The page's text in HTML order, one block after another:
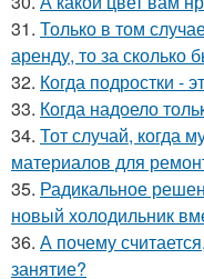
31. Только в том
аренду, то за сколько
32. Когда подростки -
33. Когда надоело
34. Тот случай, когда
материалов для
35. Радикальное
новый холодильник
36. А почему
занятие?